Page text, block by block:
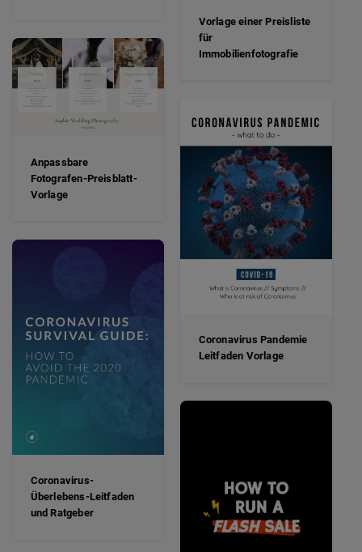
Vorlage einer Preisliste
für
Immobilienfotografie
Anpassbare
Fotografen-Preisblatt-
Vorlage
Coronavirus Pandemie
Leitfaden Vorlage
Coronavirus-
Überlebens-Leitfaden
und Ratgeber